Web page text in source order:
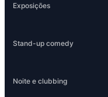
Exposições
Stand-up comedy
Noite e clubbing